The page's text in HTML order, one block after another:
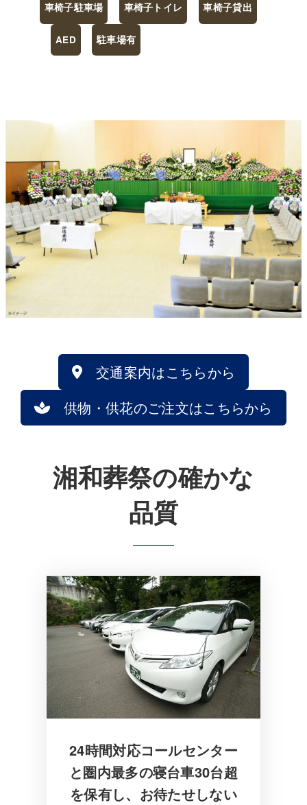
車椅子駐車場 車椅子トイレ 車椅子貸出
AED 駐車場有
交通案内はこちらから
供物・供花のご注文はこちらから
湘和葬祭の確かな
品質
24時間対応コールセンター
と圏内最多の寝台車30台超
を保有し、お待たせしない